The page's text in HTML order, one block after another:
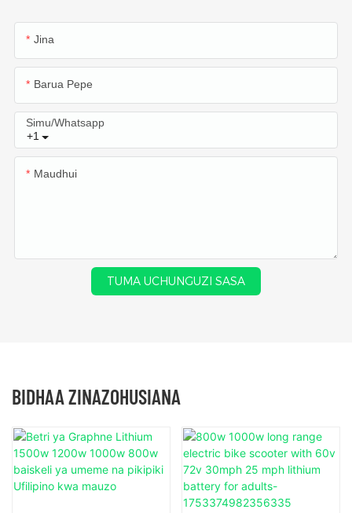
Jina
Barua Pepe
+1
Simu/whatsapp
Maudhui
TUMA UCHUNGUZI SASA
BIDHAA ZINAZOHUSIANA